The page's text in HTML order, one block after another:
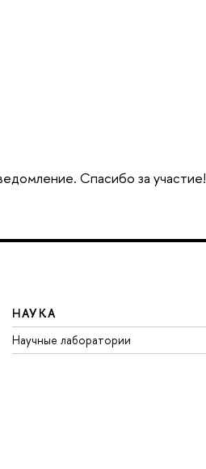
Спасибо за участие!
НАУКА
Научные лаборатории